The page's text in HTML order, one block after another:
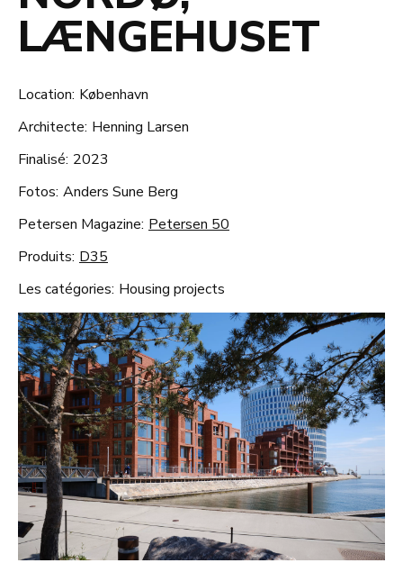
LÆNGEHUSET
Location: København
Architecte: Henning Larsen
Finalisé: 2023
Fotos: Anders Sune Berg
Petersen Magazine: Petersen 50
Produits: D35
Les catégories: Housing projects